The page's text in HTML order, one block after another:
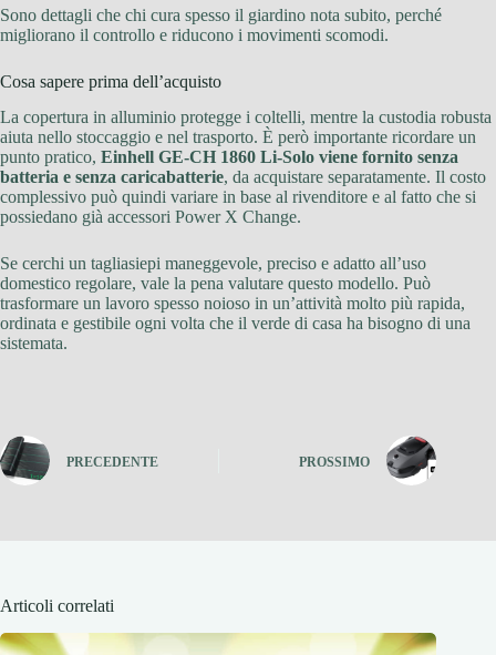
Sono dettagli che chi cura spesso il giardino nota subito, perché
migliorano il controllo e riducono i movimenti scomodi.
Cosa sapere prima dell’acquisto
La copertura in alluminio protegge i coltelli, mentre la custodia robusta
aiuta nello stoccaggio e nel trasporto. È però importante ricordare un
punto pratico, Einhell GE-CH 1860 Li-Solo viene fornito senza
batteria e senza caricabatterie, da acquistare separatamente. Il costo
complessivo può quindi variare in base al rivenditore e al fatto che si
possiedano già accessori Power X Change.
Se cerchi un tagliasiepi maneggevole, preciso e adatto all’uso
domestico regolare, vale la pena valutare questo modello. Può
trasformare un lavoro spesso noioso in un’attività molto più rapida,
ordinata e gestibile ogni volta che il verde di casa ha bisogno di una
sistemata.
PRECEDENTE PROSSIMO
Articoli correlati